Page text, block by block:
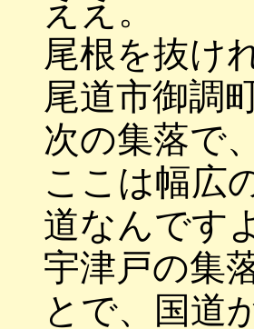
ええ。
尾根を抜け
尾道市御調
次の集落で
ここは幅広
道なんです
宇津戸の集
とで、国道